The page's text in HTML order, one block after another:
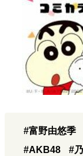
#富野由悠季
#AKB48
#